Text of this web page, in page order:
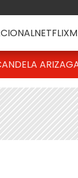
NETFLIX